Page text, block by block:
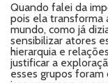
Quando falei da
pois ela transforma
mundo, como já
sensibilizar atores
hierarquia e
justificar a
esses grupos